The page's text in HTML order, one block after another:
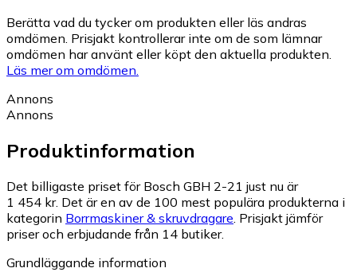
Berätta vad du tycker om produkten eller läs andras
omdömen. Prisjakt kontrollerar inte om de som lämnar
omdömen har använt eller köpt den aktuella produkten.
Läs mer om omdömen.
Annons
Annons
Produktinformation
Det billigaste priset för Bosch GBH 2-21 just nu är
1 454 kr. Det är en av de 100 mest populära produkterna i
kategorin Borrmaskiner & skruvdragare. Prisjakt jämför
priser och erbjudande från 14 butiker.
Grundläggande information